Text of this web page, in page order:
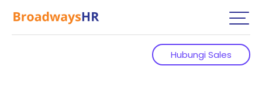
Hubungi Sales